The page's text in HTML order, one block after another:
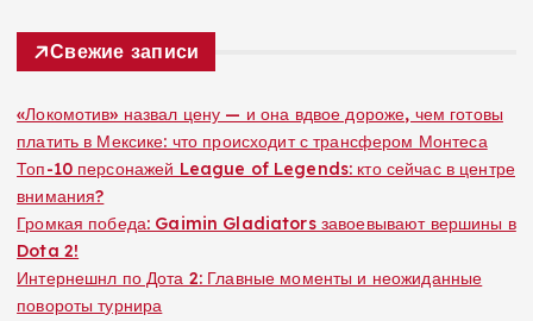
Свежие записи
«Локомотив» назвал цену — и она вдвое дороже, чем готовы
платить в Мексике: что происходит с трансфером Монтеса
Топ-10 персонажей League of Legends: кто сейчас в центре
внимания?
Громкая победа: Gaimin Gladiators завоевывают вершины в
Dota 2!
Интернешнл по Дота 2: Главные моменты и неожиданные
повороты турнира